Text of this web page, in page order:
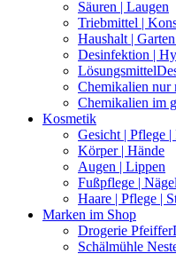
Säuren | Laugen
Triebmittel |
Haushalt |
Desinfektion |
Lösungsmittel
Chemikalien
Chemikalien im
Kosmetik
Gesicht | Pflege
Körper | Hände
Augen | Lippen
Fußpflege | Nägel
Haare | Pflege |
Marken im Shop
Drogerie Pfeiffer
Schälmühle